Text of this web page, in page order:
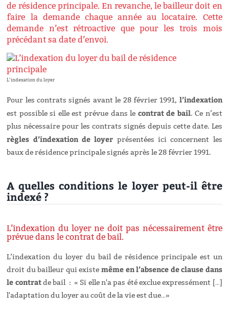
de résidence principale. En revanche, le bailleur doit en
faire la demande chaque année au locataire. Cette
demande n’est rétroactive que pour les trois mois
précédant sa date d’envoi.
L’indexation du loyer
Pour les contrats signés avant le 28 février 1991, l’indexation
est possible si elle est prévue dans le contrat de bail. Ce n’est
plus nécessaire pour les contrats signés depuis cette date. Les
règles d’indexation de loyer présentées ici concernent les
baux de résidence principale signés après le 28 février 1991.
A quelles conditions le loyer peut-il être
indexé ?
L’indexation du loyer ne doit pas nécessairement être
prévue dans le contrat de bail.
L’indexation du loyer du bail de résidence principale est un
droit du bailleur qui existe même en l’absence de clause dans
le contratde bail :« Si elle n'a pas été exclue expressément […]
l'adaptation du loyer au coût de la vie est due…»